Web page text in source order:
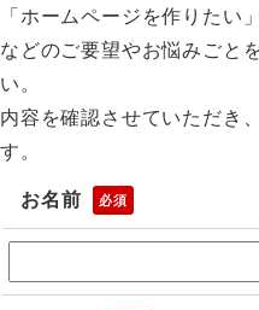
「ホームページを作りたい
などのご要望やお悩みごと
い。
内容を確認させていただき
す。
お名前
必須